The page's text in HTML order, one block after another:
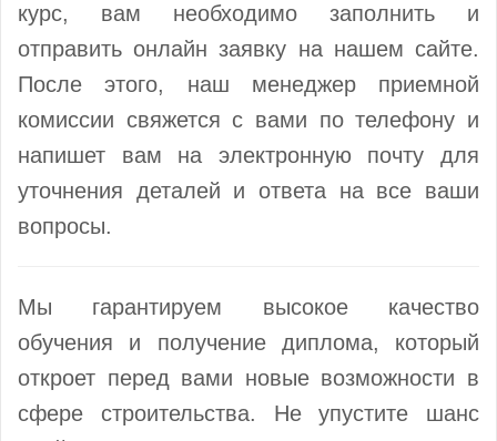
курс, вам необходимо заполнить и
отправить онлайн заявку на нашем сайте.
После этого, наш менеджер приемной
комиссии свяжется с вами по телефону и
напишет вам на электронную почту для
уточнения деталей и ответа на все ваши
вопросы.
Мы гарантируем высокое качество
обучения и получение диплома, который
откроет перед вами новые возможности в
сфере строительства. Не упустите шанс